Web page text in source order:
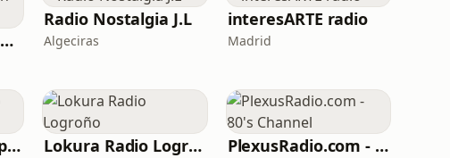
Radio Romantica en español del ayer J.L
Radio Nostalgia J.L
Algeciras
interesARTE radio
Madrid
Deluxe Radio - Pop Con Ñ Lokura Radio Logroño PlexusRadio.com - 80's Channel